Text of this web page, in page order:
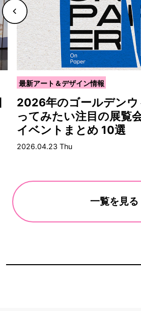
最新アート＆デザイン情報
2026年のゴールデン
ってみたい注目の展覧
イベントまとめ 10選
2026.04.23 Thu
一覧を見る